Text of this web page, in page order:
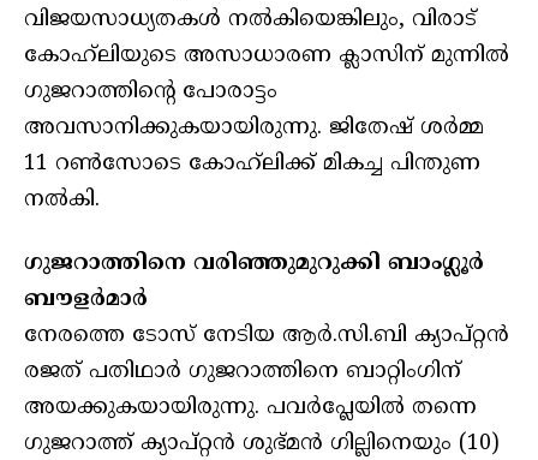
വിജയസാധ്യതകൾ നൽകിയെങ്കിലും, വിരാട്
കോഹ്‌ലിയുടെ അസാധാരണ ക്ലാസിന് മുന്നിൽ
ഗുജറാത്തിന്റെ പോരാട്ടം
അവസാനിക്കുകയായിരുന്നു. ജിതേഷ് ശർമ്മ
11 റൺസോടെ കോഹ്‌ലിക്ക് മികച്ച പിന്തുണ
നൽകി.
ഗുജറാത്തിനെ വരിഞ്ഞുമുറുക്കി ബാംഗ്ലൂർ
ബൗളർമാർ
നേരത്തെ ടോസ് നേടിയ ആർ.സി.ബി ക്യാപ്റ്റൻ
രജത് പതിഥാർ ഗുജറാത്തിനെ ബാറ്റിംഗിന്
അയക്കുകയായിരുന്നു. പവർപ്ലേയിൽ തന്നെ
ഗുജറാത്ത് ക്യാപ്റ്റൻ ശുഭ്‌മൻ ഗില്ലിനെയും (10)